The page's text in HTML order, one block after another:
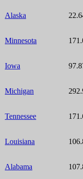
Alaska
Minnesota
Iowa
Michigan
Tennessee
Louisiana
Alabama